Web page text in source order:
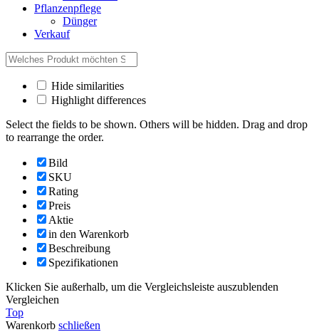
Pflanzenpflege
Dünger
Verkauf
Hide similarities
Highlight differences
Select the fields to be shown. Others will be hidden. Drag and drop
to rearrange the order.
Bild
SKU
Rating
Preis
Aktie
in den Warenkorb
Beschreibung
Spezifikationen
Klicken Sie außerhalb, um die Vergleichsleiste auszublenden
Vergleichen
Top
Warenkorb schließen